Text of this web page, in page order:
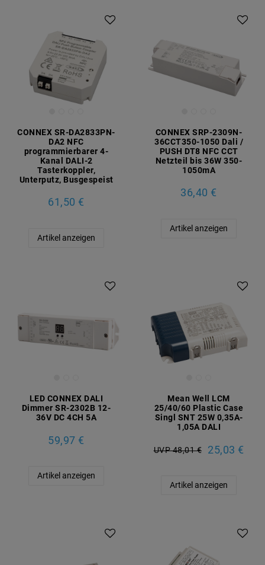
CONNEX SR-DA2833PN-
DA2 NFC
programmierbarer 4-
Kanal DALI-2
Tasterkoppler,
Unterputz, Busgespeist
61,50 €
Artikel anzeigen
CONNEX SRP-2309N-
36CCT350-1050 Dali /
PUSH DT8 NFC CCT
Netzteil bis 36W 350-
1050mA
36,40 €
Artikel anzeigen
LED CONNEX DALI
Dimmer SR-2302B 12-
36V DC 4CH 5A
59,97 €
Artikel anzeigen
Mean Well LCM
25/40/60 Plastic Case
Singl SNT 25W 0,35A-
1,05A DALI
UVP 48,01 € 25,03 €
Artikel anzeigen